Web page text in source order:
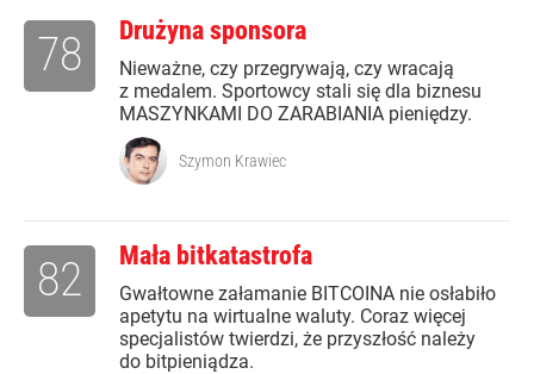
Drużyna sponsora
Nieważne, czy przegrywają, czy wracają
z medalem. Sportowcy stali się dla biznesu
MASZYNKAMI DO ZARABIANIA pieniędzy.
78
Szymon Krawiec
Mała bitkatastrofa
Gwałtowne załamanie BITCOINA nie osłabiło
apetytu na wirtualne waluty. Coraz więcej
specjalistów twierdzi, że przyszłość należy
do bitpieniądza.
82